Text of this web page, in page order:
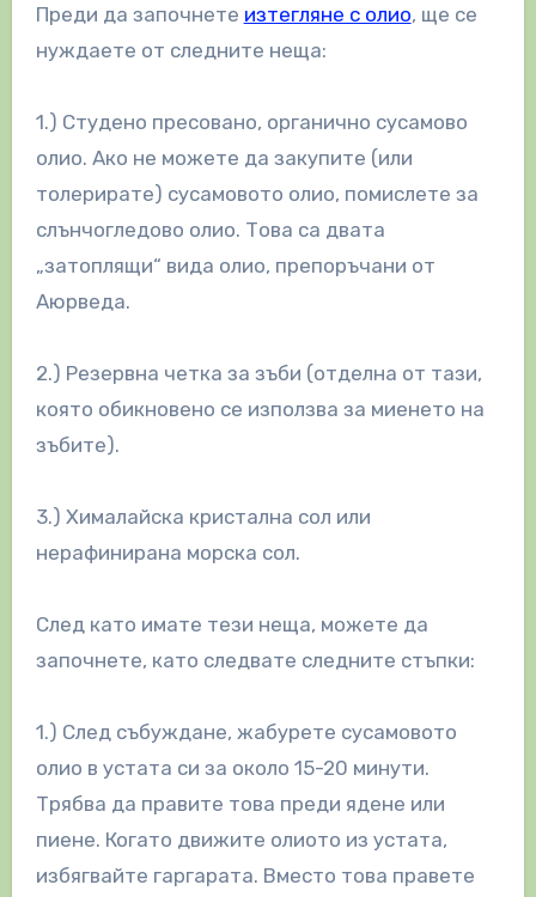
Преди да започнете изтегляне с олио, ще се
нуждаете от следните неща:
1.) Студено пресовано, органично сусамово
олио. Ако не можете да закупите (или
толерирате) сусамовото олио, помислете за
слънчогледово олио. Това са двата
„затоплящи“ вида олио, препоръчани от
Аюрведа.
2.) Резервна четка за зъби (отделна от тази,
която обикновено се използва за миенето на
зъбите).
3.) Хималайска кристална сол или
нерафинирана морска сол.
След като имате тези неща, можете да
започнете, като следвате следните стъпки:
1.) След събуждане, жабурете сусамовото
олио в устата си за около 15-20 минути.
Трябва да правите това преди ядене или
пиене. Когато движите олиото из устата,
избягвайте гаргарата. Вместо това правете